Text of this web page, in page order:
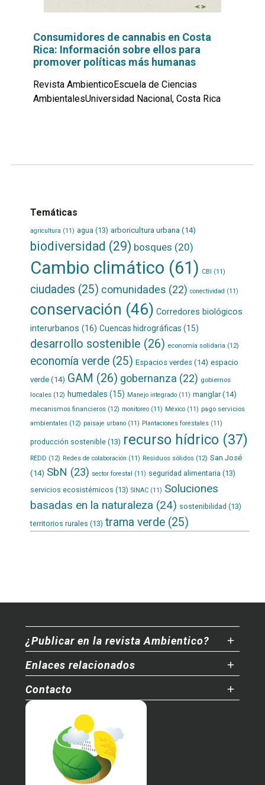
Consumidores de cannabis en Costa
Rica: Información sobre ellos para
promover políticas más humanas
Revista AmbienticoEscuela de Ciencias
AmbientalesUniversidad Nacional, Costa Rica
Temáticas
agricultura (11) agua (13) arboricultura urbana(14)
biodiversidad (29) bosques (20)
Cambio climático (61) CBI (11)
ciudades (25) comunidades (22) conectividad (11)
conservación (46) Corredores biológicos
interurbanos (16) Cuencas hidrográficas (15)
desarrollo sostenible (26) economía solidaria (12)
economía verde(25) Espacios verdes(14) espacio
verde(14) GAM (26) gobernanza (22) gobiernos
locales(12) humedales (15) Manejo integrado(11) manglar(14)
mecanismos financieros(12) monitoreo(11) México(11) pago servicios
ambientales(12) paisaje urbano(11) Plantaciones forestales(11)
producción sostenible(13) recurso hídrico(37)
REDD (12) Redes de colaboración (11) Residuos sólidos(12) San José
(14) SbN (23) sector forestal (11) seguridad alimentaria (13)
servicios ecosistémicos (13) SINAC(11) Soluciones
basadas en la naturaleza (24) sostenibilidad (13)
territorios rurales (13) trama verde(25)
¿Publicar en la revista Ambientico?
Enlaces relacionados
Contacto